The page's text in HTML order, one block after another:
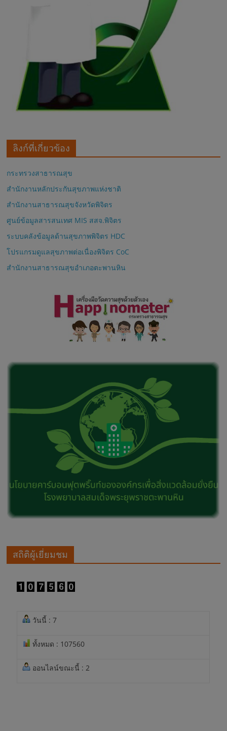
ลิงก์ที่เกี่ยวข้อง
กระทรวงสาธารณสุข
สำนักงานหลักประกันสุขภาพแห่งชาติ
สำนักงานสาธารณสุขจังหวัดพิจิตร
ศูนย์ข้อมูลสารสนเทศ MIS สสจ.พิจิตร
ระบบคลังข้อมูลด้านสุขภาพพิจิตร HDC
โปรแกรมดูแลสุขภาพต่อเนื่องพิจิตร CoC
สำนักงานสาธารณสุขอำเภอตะพานหิน
สถิติผู้เยี่ยมชม
วันนี้ : 7
ทั้งหมด : 107560
ออนไลน์ขณะนี้ : 2